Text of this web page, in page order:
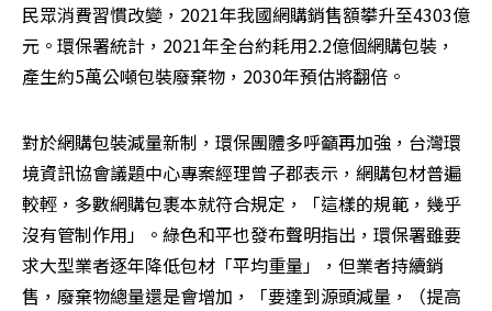
民眾消費習慣改變，2021年我國網購銷售額攀升至4303億
元。環保署統計，2021年全台約耗用2.2億個網購包裝，
產生約5萬公噸包裝廢棄物，2030年預估將翻倍。
對於網購包裝減量新制，環保團體多呼籲再加強，台灣環
境資訊協會議題中心專案經理曾子郡表示，網購包材普遍
較輕，多數網購包裹本就符合規定，「這樣的規範，幾乎
沒有管制作用」。綠色和平也發布聲明指出，環保署雖要
求大型業者逐年降低包材「平均重量」，但業者持續銷
售，廢棄物總量還是會增加，「要達到源頭減量，（提高